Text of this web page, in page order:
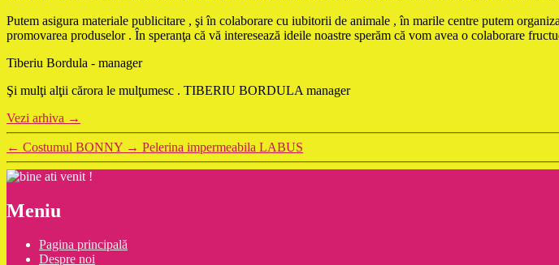
Putem asigura materiale publicitare , şi în colaborare cu iubitorii de animale , în marile centre putem
promovarea produselor . În speranţa că vă interesează ideile noastre sperăm că vom avea o colaborare
Tiberiu Bordula - manager
Şi mulţi alţii cărora le mulţumesc . TIBERIU BORDULA manager
Vezi arhiva →
← Costumul BONNY → Pelerina impermeabila LABUS
Meniu
Pagina principală
Despre noi